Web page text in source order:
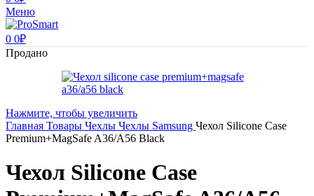
Меню
0 0₽
Продано
Нажмите, чтобы увеличить
Главная Товары Чехлы Чехлы Samsung Чехол Silicone Case
Premium+MagSafe A36/A56 Black
Чехол Silicone Case